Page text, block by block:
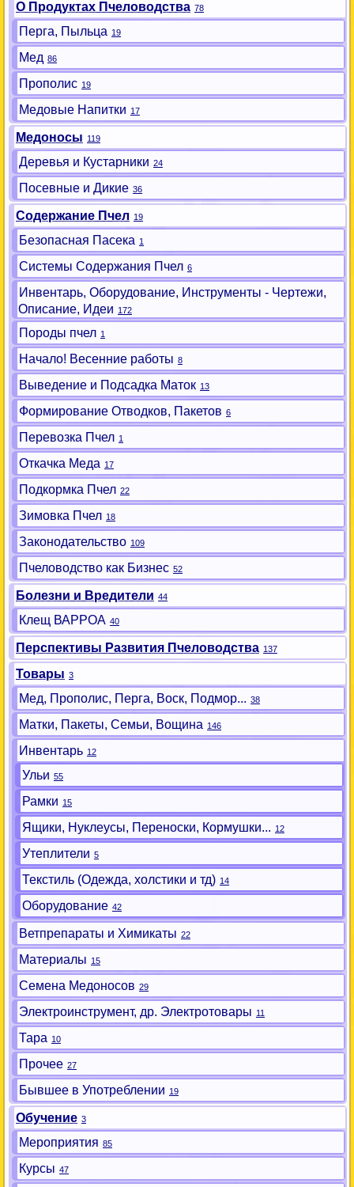
О Продуктах Пчеловодства 78
Перга, Пыльца 19
Мед 86
Прополис 19
Медовые Напитки 17
Медоносы 119
Деревья и Кустарники 24
Посевные и Дикие 36
Содержание Пчел 19
Безопасная Пасека 1
Системы Содержания Пчел 6
Инвентарь, Оборудование, Инструменты - Чертежи,
Описание, Идеи 172
Породы пчел 1
Начало! Весенние работы 8
Выведение и Подсадка Маток 13
Формирование Отводков, Пакетов 6
Перевозка Пчел 1
Откачка Меда 17
Подкормка Пчел 22
Зимовка Пчел 18
Законодательство 109
Пчеловодство как Бизнес 52
Болезни и Вредители 44
Клещ ВАРРОА 40
Перспективы Развития Пчеловодства 137
Товары 3
Мед, Прополис, Перга, Воск, Подмор... 38
Матки, Пакеты, Семьи, Вощина 146
Инвентарь 12
Ульи 55
Рамки 15
Ящики, Нуклеусы, Переноски, Кормушки... 12
Утеплители 5
Текстиль (Одежда, холстики и тд) 14
Оборудование 42
Ветпрепараты и Химикаты 22
Материалы 15
Семена Медоносов 29
Электроинструмент, др. Электротовары 11
Тара 10
Прочее 27
Бывшее в Употреблении 19
Обучение 3
Мероприятия 85
Курсы 47